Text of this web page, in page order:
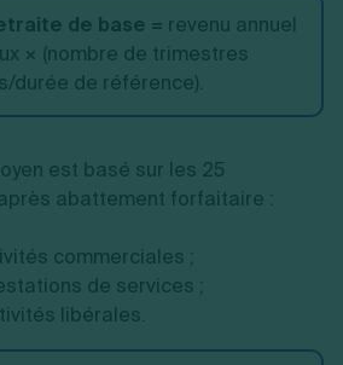
de base = revenu annuel
× (nombre de trimestres
durée de référence).
est basé sur les 25
abattement forfaitaire :
commerciales ;
de services ;
libérales.